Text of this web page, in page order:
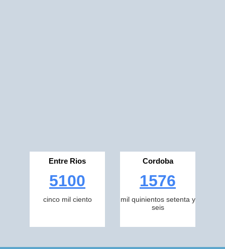
Entre Rios
5100
cinco mil ciento
Cordoba
1576
mil quinientos setenta y
seis